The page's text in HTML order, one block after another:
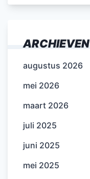
ARCHIEVEN
augustus 2026
mei 2026
maart 2026
juli 2025
juni 2025
mei 2025